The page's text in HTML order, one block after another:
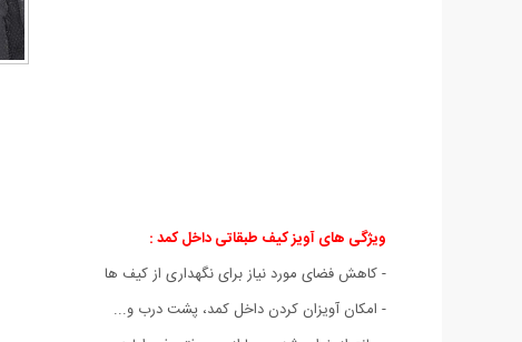
ویژگی های آویز کیف طبقاتی داخل کمد :
- کاهش فضای مورد نیاز برای نگهداری از کیف ها
- امکان آویزان کردن داخل کمد، پشت درب و...